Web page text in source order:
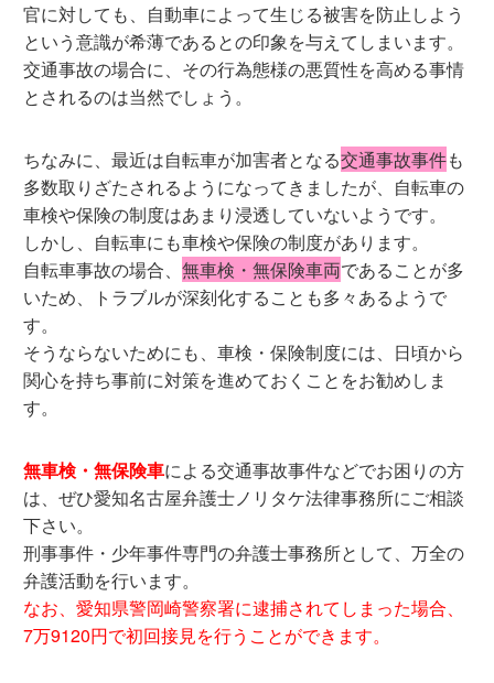
官に対しても、自動車によって生じる被害を防止しよう
という意識が希薄であるとの印象を与えてしまいます。
交通事故の場合に、その行為態様の悪質性を高める事情
とされるのは当然でしょう。
ちなみに、最近は自転車が加害者となる交通事故事件も
多数取りざたされるようになってきましたが、自転車の
車検や保険の制度はあまり浸透していないようです。
しかし、自転車にも車検や保険の制度があります。
自転車事故の場合、無車検・無保険車両であることが多
いため、トラブルが深刻化することも多々あるようで
す。
そうならないためにも、車検・保険制度には、日頃から
関心を持ち事前に対策を進めておくことをお勧めしま
す。
無車検・無保険車による交通事故事件などでお困りの方
は、ぜひ愛知名古屋弁護士ノリタケ法律事務所にご相談
下さい。
刑事事件・少年事件専門の弁護士事務所として、万全の
弁護活動を行います。
なお、愛知県警岡崎警察署に逮捕されてしまった場合、
7万9120円で初回接見を行うことができます。